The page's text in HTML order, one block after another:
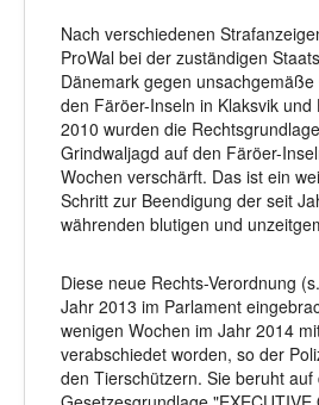
Nach verschiedenen
ProWal bei der zuständigen
Dänemark gegen
den Färöer-Inseln in Klaksvik und
2010 wurden die
Grindwaljagd auf den Färöer-
Wochen verschärft. Das ist ein
Schritt zur Beendigung der seit
währenden blutigen und
Diese neue Rechts-Verordnung
Jahr 2013 im Parlament
wenigen Wochen im Jahr 2014
verabschiedet worden, so der
den Tierschützern. Sie beruht auf